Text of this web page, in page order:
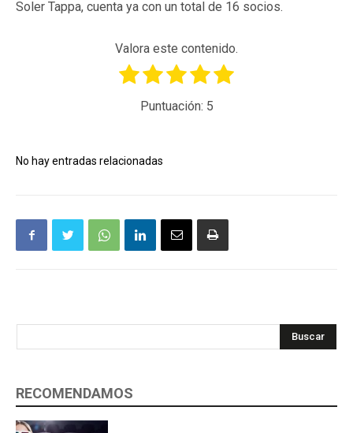
Soler Tappa, cuenta ya con un total de 16 socios.
Valora este contenido.
Puntuación: 5
No hay entradas relacionadas
Buscar
RECOMENDAMOS